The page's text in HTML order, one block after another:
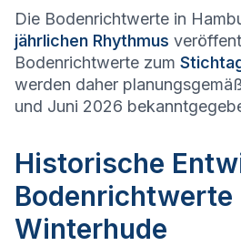
Die Bodenrichtwerte in
jährlichen Rhythmus
Bodenrichtwerte zum
werden daher
und Juni 2026
Historische
Bodenrichtwerte
Winterhude